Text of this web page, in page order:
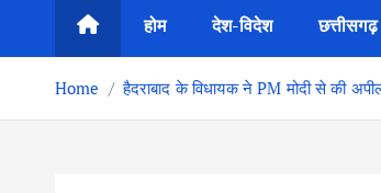
होम देश-विदेश
Home हैदराबाद के विधायक ने PM मोदी से की